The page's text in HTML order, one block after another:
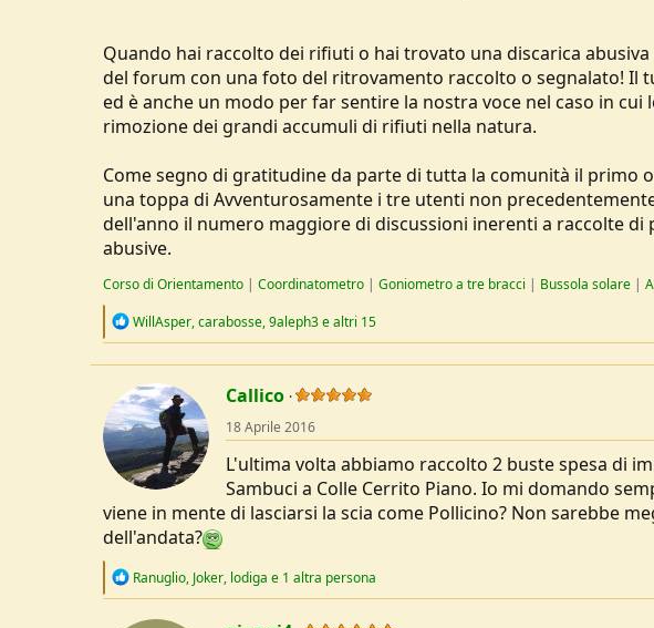
Quando hai raccolto dei rifiuti o hai trovato una discarica
del forum con una foto del ritrovamento raccolto o segnalato! Il
ed è anche un modo per far sentire la nostra voce nel caso in
rimozione dei grandi accumuli di rifiuti nella natura.
Come segno di gratitudine da parte di tutta la comunità il primo
una toppa di Avventurosamente i tre utenti non
dell'anno il numero maggiore di discussioni inerenti a raccolte
abusive.
Corso di Orientamento | Coordinatometro | Goniometro a tre bracci | Bussola solare |
R
t
i
o
n
s
:
WillAsper,carabosse,9aleph3e altri 15
Callico
18 Aprile 2016
L'ultima volta abbiamo raccolto 2 buste spesa di
Sambuci a Colle Cerrito Piano. Io mi domando
viene in mente di lasciarsi la scia come Pollicino? Non sarebbe
dell'andata?
R
Ranuglio, Joker, lodiga e 1 altra persona